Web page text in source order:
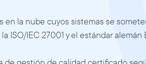
en la nube cuyos sistemas se
ISO/IEC 27001 y el estándar